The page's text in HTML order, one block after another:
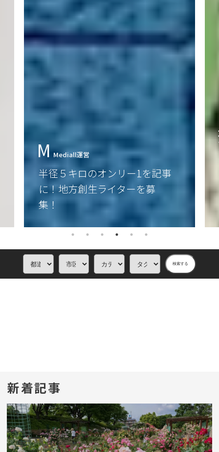
拠
日ノ出町駅から野毛山公園へ
「暮らしの温故知新のみち」
を歩く【前編】｜神奈川県横
浜市
検索する
新着記事